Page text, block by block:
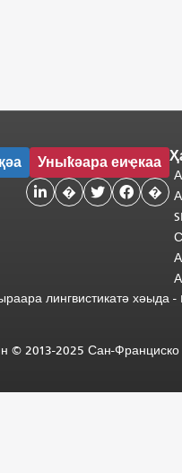
Уныҟәара еиҿкаа
�


�

лингвистикатә хәыда -
© 2013-2025 Сан-Франциско